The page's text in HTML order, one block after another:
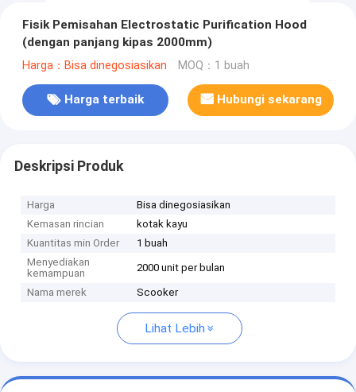
Fisik Pemisahan Electrostatic Purification Hood
(dengan panjang kipas 2000mm)
Harga：Bisa dinegosiasikan MOQ：1 buah
Harga terbaik Hubungi sekarang
Deskripsi Produk
Harga
Bisa dinegosiasikan
Kemasan rincian
kotak kayu
Kuantitas min Order
1 buah
Menyediakan
kemampuan
2000 unit per bulan
Nama merek Scooker
Lihat Lebih